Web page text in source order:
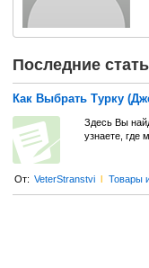
Последние
Как Выбрать Турку
Здесь Вы
узнаете, где
От: VeterStranstvi l Товары